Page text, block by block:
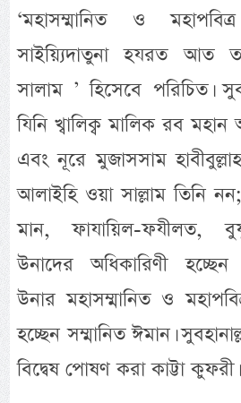
‘মহাসম্মানিত ও
সাইয়্যিদাতুনা হযরত আত
সালাম ’ হিসেবে পরিচিত।
যিনি খ্বালিক্ব মালিক রব
এবং নূরে মুজাসসাম
আলাইহি ওয়া সাল্লাম তিনি
মান, ফাযায়িল-ফযীলত,
উনাদের অধিকারিণী হচ্ছেন
উনার মহাসম্মানিত ও
হচ্ছেন সম্মানিত ঈমান।
বিদ্বেষ পোষণ করা কাট্টা কুফরী।